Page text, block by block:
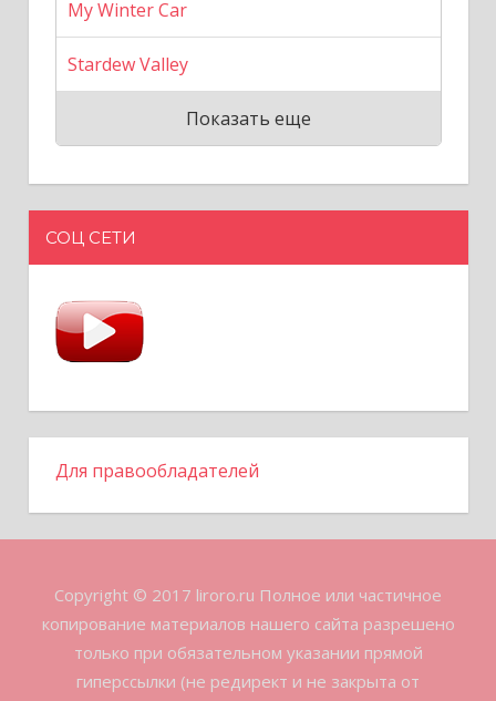
My Winter Car
Stardew Valley
Показать еще
СОЦ СЕТИ
Для правообладателей
Copyright © 2017 liroro.ru Полное или частичное
копирование материалов нашего сайта разрешено
только при обязательном указании прямой
гиперссылки (не редирект и не закрыта от